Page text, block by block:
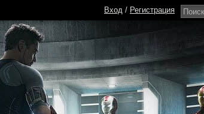
Вход / Регистрация